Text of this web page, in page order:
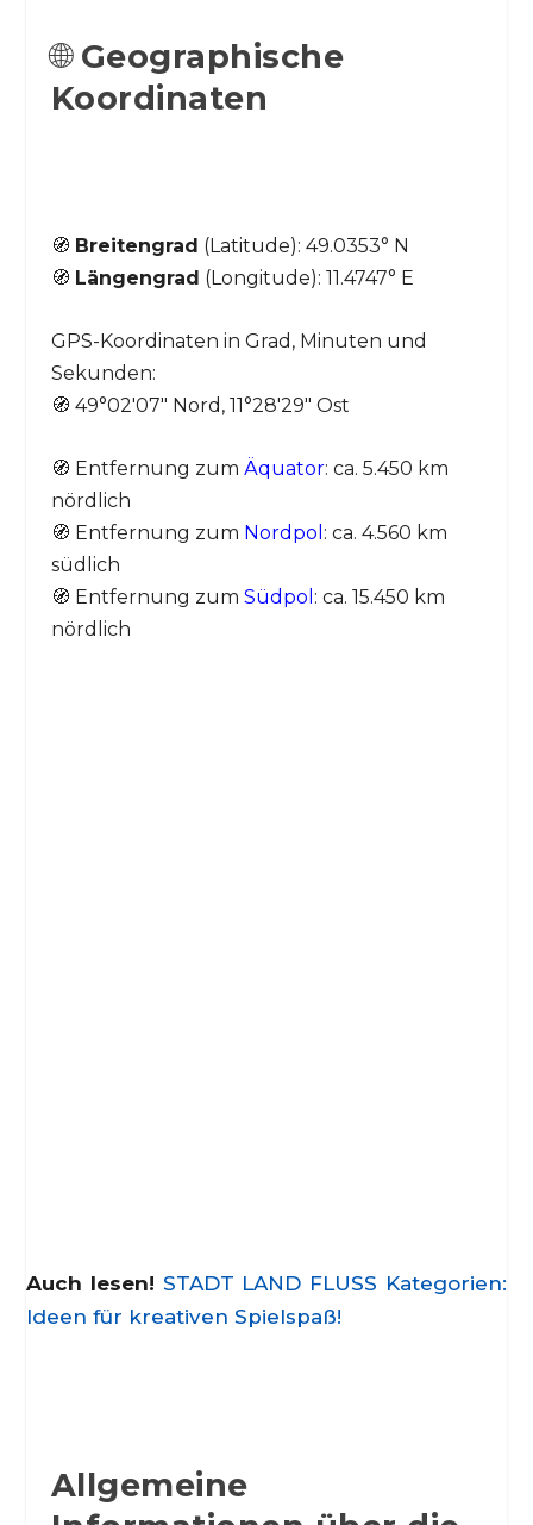
🌐 Geographische
Koordinaten
🧭 Breitengrad (Latitude): 49.0353° N
🧭 Längengrad (Longitude): 11.4747° E
GPS-Koordinaten in Grad, Minuten und
Sekunden:
🧭 49°02′07″ Nord, 11°28′29″ Ost
🧭 Entfernung zum Äquator: ca. 5.450 km
nördlich
🧭 Entfernung zum Nordpol : ca. 4.560 km
südlich
🧭 Entfernung zum Südpol : ca. 15.450 km
nördlich
Auch lesen! STADT LAND FLUSS Kategorien:
Ideen für kreativen Spielspaß!
Allgemeine